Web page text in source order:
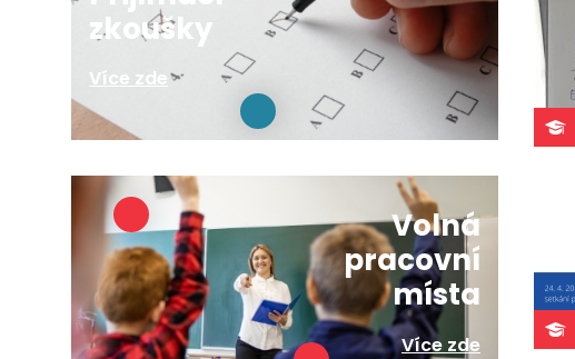
zkoušky
Více zde
Volná
pracovní
místa
Více zde